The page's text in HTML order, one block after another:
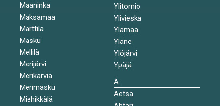
Maaninka
Maksamaa
Marttila
Masku
Mellilä
Merijärvi
Merikarvia
Merimasku
Miehikkälä
Ylitornio
Ylivieska
Ylämaa
Yläne
Ylöjärvi
Ypäjä
Ä
Äetsä